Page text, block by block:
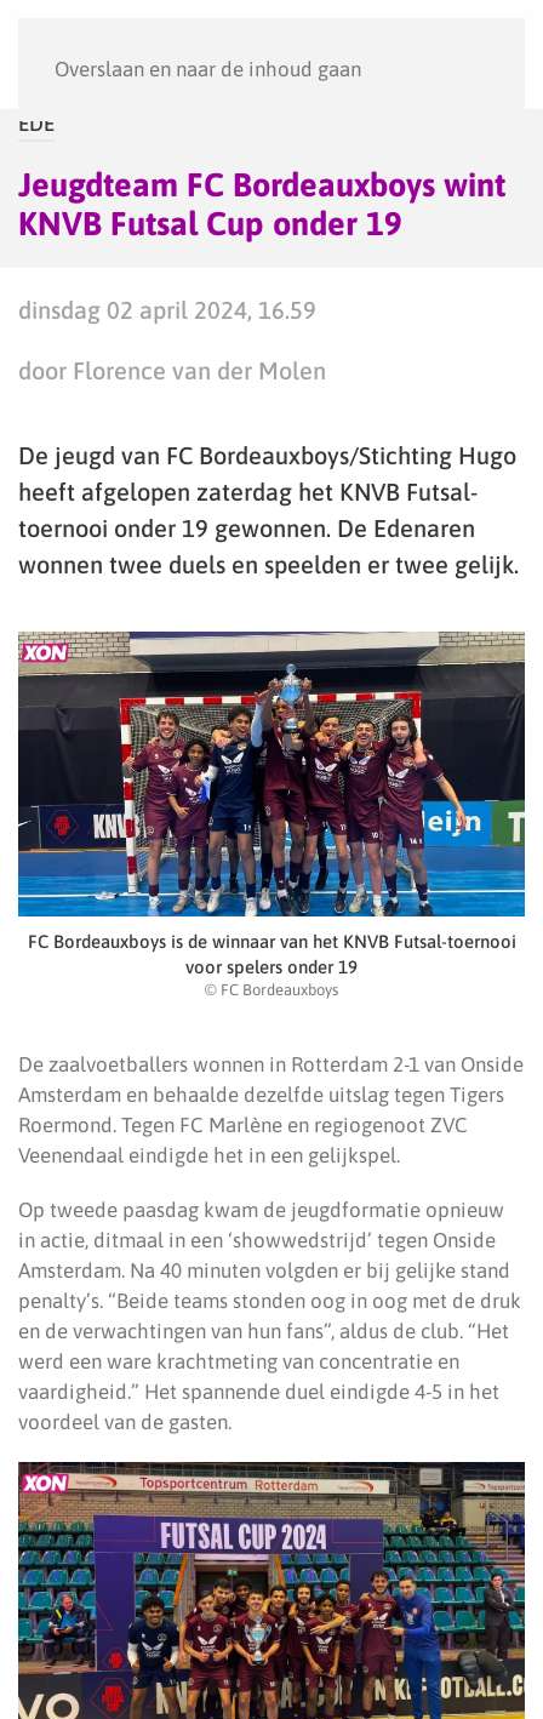
Overslaan en naar de inhoud gaan
EDE
Jeugdteam FC Bordeauxboys wint
KNVB Futsal Cup onder 19
dinsdag 02 april 2024, 16.59
door Florence van der Molen
De jeugd van FC Bordeauxboys/Stichting Hugo
heeft afgelopen zaterdag het KNVB Futsal-
toernooi onder 19 gewonnen. De Edenaren
wonnen twee duels en speelden er twee gelijk.
FC Bordeauxboys is de winnaar van het KNVB Futsal-toernooi
voor spelers onder 19
© FC Bordeauxboys
De zaalvoetballers wonnen in Rotterdam 2-1 van Onside
Amsterdam en behaalde dezelfde uitslag tegen Tigers
Roermond. Tegen FC Marlène en regiogenoot ZVC
Veenendaal eindigde het in een gelijkspel.
Op tweede paasdag kwam de jeugdformatie opnieuw
in actie, ditmaal in een ‘showwedstrijd’ tegen Onside
Amsterdam. Na 40 minuten volgden er bij gelijke stand
penalty’s. “Beide teams stonden oog in oog met de druk
en de verwachtingen van hun fans”, aldus de club. “Het
werd een ware krachtmeting van concentratie en
vaardigheid.” Het spannende duel eindigde 4-5 in het
voordeel van de gasten.